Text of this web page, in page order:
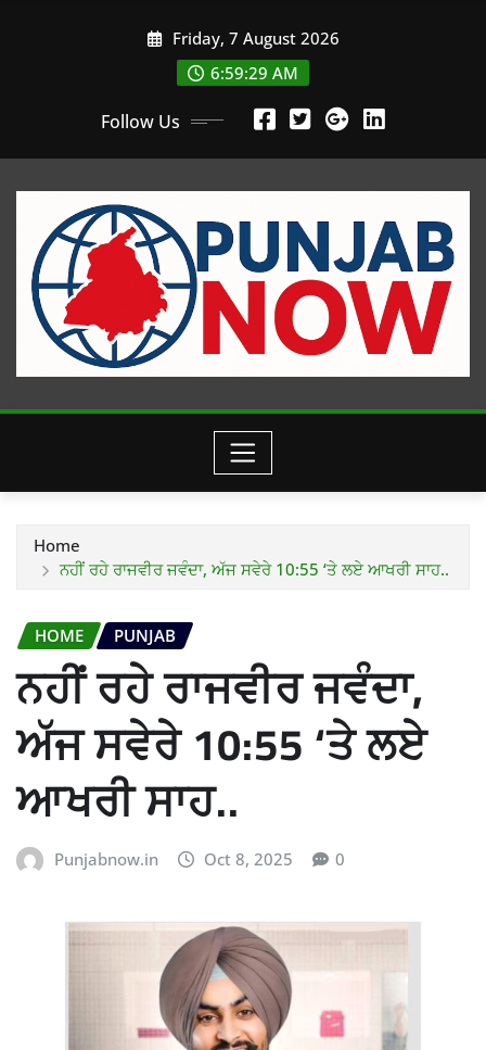
Friday, 7 August 2026
6:59:31 AM
Follow Us
Home
ਨਹੀਂ ਰਹੇ ਰਾਜਵੀਰ ਜਵੰਦਾ, ਅੱਜ ਸਵੇਰੇ 10:55 ‘ਤੇ ਲਏ ਆਖਰੀ ਸਾਹ..
HOME PUNJAB
ਨਹੀਂ ਰਹੇ ਰਾਜਵੀਰ ਜਵੰਦਾ,
ਅੱਜ ਸਵੇਰੇ 10:55 ‘ਤੇ ਲਏ
ਆਖਰੀ ਸਾਹ..
Punjabnow.in Oct 8, 2025 0